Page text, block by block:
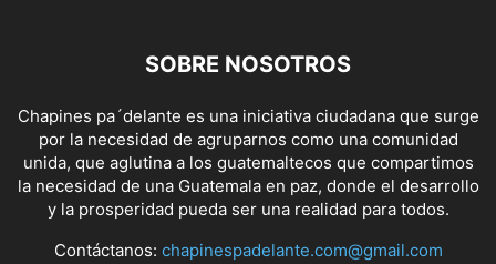
SOBRE NOSOTROS
Chapines pa´delante es una iniciativa ciudadana que surge
por la necesidad de agruparnos como una comunidad
unida, que aglutina a los guatemaltecos que compartimos
la necesidad de una Guatemala en paz, donde el desarrollo
y la prosperidad pueda ser una realidad para todos.
Contáctanos: chapinespadelante.com@gmail.com